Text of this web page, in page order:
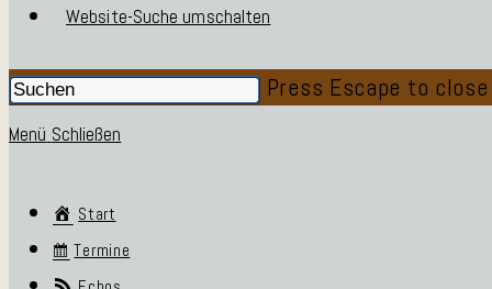
Website-Suche umschalten
Press Escape to
Menü Schließen
Start
Termine